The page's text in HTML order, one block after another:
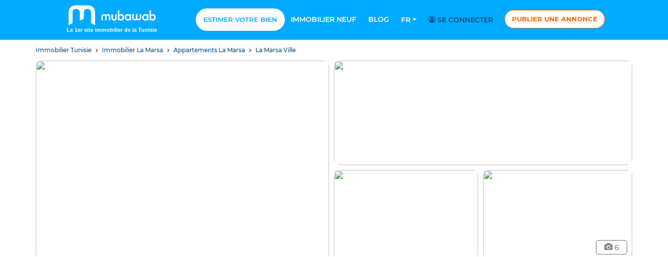
Le 1er site immobilier de la Tunisie
ESTIMER VOTRE BIEN IMMOBILIER NEUF BLOG FR SE CONNECTER PUBLIER UNE ANNONCE
Immobilier Tunisie Immobilier La Marsa Appartements La Marsa La Marsa Ville
6